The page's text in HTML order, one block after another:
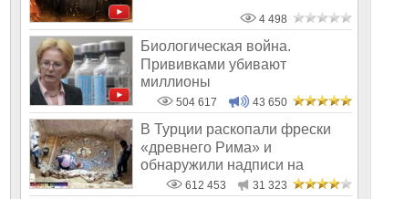
4 498
Биологическая война.
Прививками убивают
миллионы
504 617 43 650
В Турции раскопали фрески
«древнего Рима» и
обнаружили надписи на
Русском!612 453 31 323